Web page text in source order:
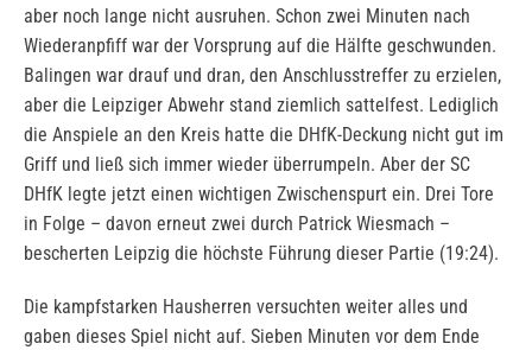
aber noch lange nicht ausruhen. Schon zwei Minuten nach
Wiederanpfiff war der Vorsprung auf die Hälfte geschwunden.
Balingen war drauf und dran, den Anschlusstreffer zu erzielen,
aber die Leipziger Abwehr stand ziemlich sattelfest. Lediglich
die Anspiele an den Kreis hatte die DHfK-Deckung nicht gut im
Griff und ließ sich immer wieder überrumpeln. Aber der SC
DHfK legte jetzt einen wichtigen Zwischenspurt ein. Drei Tore
in Folge – davon erneut zwei durch Patrick Wiesmach –
bescherten Leipzig die höchste Führung dieser Partie (19:24).
Die kampfstarken Hausherren versuchten weiter alles und
gaben dieses Spiel nicht auf. Sieben Minuten vor dem Ende